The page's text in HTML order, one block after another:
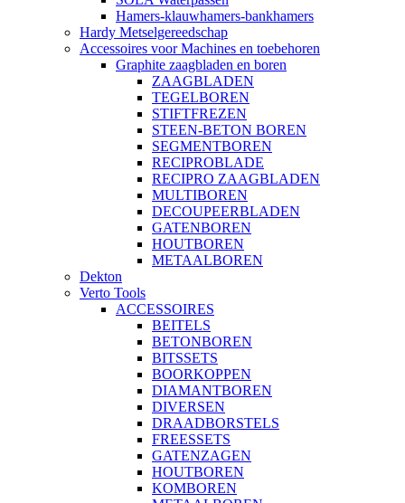
Hamers-klauwhamers-bankhamers
Hardy Metselgereedschap
Accessoires voor Machines en toebehoren
Graphite zaagbladen en boren
ZAAGBLADEN
TEGELBOREN
STIFTFREZEN
STEEN-BETON BOREN
SEGMENTBOREN
RECIPROBLADE
RECIPRO ZAAGBLADEN
MULTIBOREN
DECOUPEERBLADEN
GATENBOREN
HOUTBOREN
METAALBOREN
Dekton
Verto Tools
ACCESSOIRES
BEITELS
BETONBOREN
BITSSETS
BOORKOPPEN
DIAMANTBOREN
DIVERSEN
DRAADBORSTELS
FREESSETS
GATENZAGEN
HOUTBOREN
KOMBOREN